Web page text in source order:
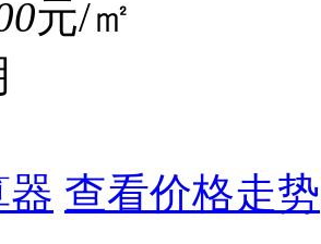
元/㎡
器 查看价格走势